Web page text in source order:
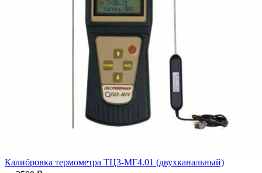
Калибровка термометра ТЦ3-МГ4.01 (двухканальный)